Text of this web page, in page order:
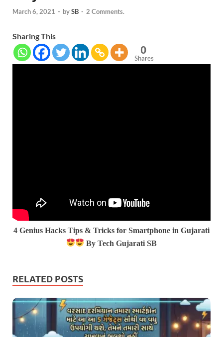
March 6, 2021 - bySB - 2 Comments.
Sharing This
0
Shares
4 Genius Hacks Tips & Tricks for Smartphone in Gujarati
By Tech Gujarati SB
RELATED POSTS